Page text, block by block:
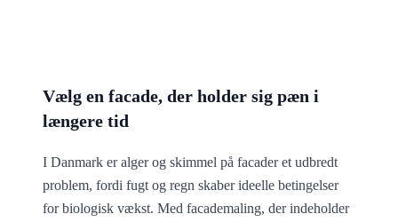
Vælg en facade, der holder sig pæn i
længere tid
I Danmark er alger og skimmel på facader et udbredt
problem, fordi fugt og regn skaber ideelle betingelser
for biologisk vækst. Med facademaling, der indeholder